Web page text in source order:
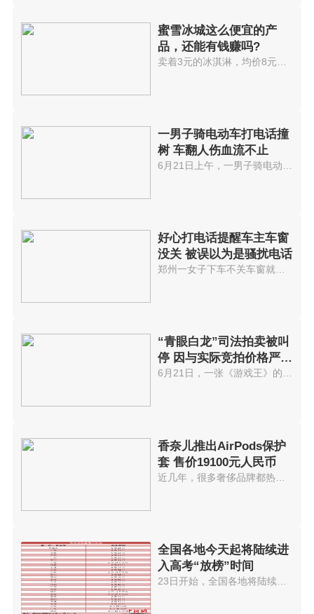
蜜雪冰城这么便宜的产
品，还能有钱赚吗?
一男子骑电动车打电话撞
树 车翻人伤血流不止
6月21日上午，一男子骑电动车行...
好心打电话提醒车主车窗
没关 被误以为是骚扰电话
郑州一女子下车不关车窗就走了，...
“青眼白龙”司法拍卖被叫
停 因与实际竞拍价格严重
不符
6月21日，一张《游戏王》的纪念...
香奈儿推出AirPods保护
套 售价19100元人民币
近几年，很多奢侈品牌都热衷于为...
全国各地今天起将陆续进
入高考“放榜”时间
23日开始，全国各地将陆续进入高...